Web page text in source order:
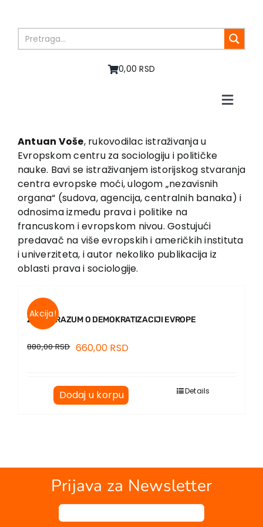
content
0,00 RSD
Toggle
O nama
Knjige
U pripremi
Akcija
Autori
Vesti
EU PROJEKTI
Kontakt
Antuan Voše, rukovodilac istraživanja u
Evropskom centru za sociologiju i političke
nauke. Bavi se istraživanjem istorijskog stvaranja
centra evropske moći, ulogom „nezavisnih
organa“ (sudova, agencija, centralnih banaka) i
odnosima između prava i politike na
francuskom i evropskom nivou. Gostujući
predavač na više evropskih i američkih instituta
i univerziteta, i autor nekoliko publikacija iz
oblasti prava i sociologije.
Akcija!
ZA SPORAZUM O DEMOKRATIZACIJI EVROPE
880,00RSD 660,00 RSD
Dodaj u korpu Details
Prijava za Newsletter